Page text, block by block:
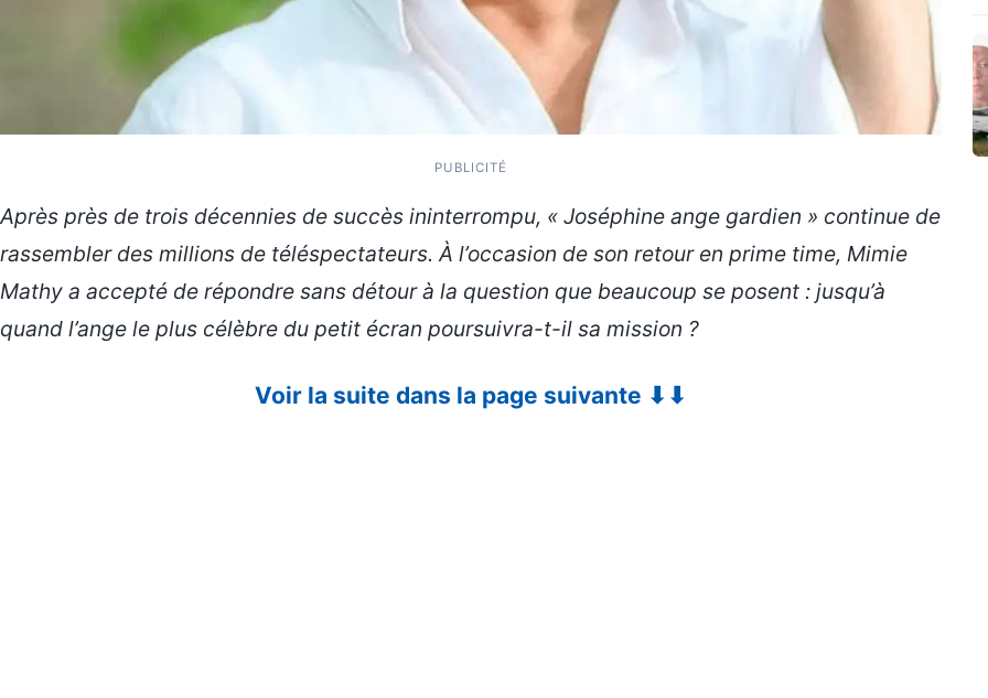
PUBLICITÉ
Après près de trois décennies de succès ininterrompu, « Joséphine ange gardien » continue de
rassembler des millions de téléspectateurs. À l’occasion de son retour en prime time, Mimie
Mathy a accepté de répondre sans détour à la question que beaucoup se posent : jusqu’à
quand l’ange le plus célèbre du petit écran poursuivra-t-il sa mission ?
Voir la suite dans la page suivante ⬇⬇